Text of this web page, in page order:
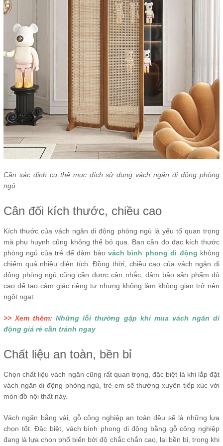
Cần xác định cụ thể mục đích sử dụng vách ngăn di động phòng
ngủ
Cân đối kích thước, chiều cao
Kích thước của vách ngăn di động phòng ngủ là yếu tố quan trọng
mà phụ huynh cũng không thể bỏ qua. Bạn cần đo đạc kích thước
phòng ngủ của trẻ để đảm bảo vách bình phong di động không
chiếm quá nhiều diện tích. Đồng thời, chiều cao của vách ngăn di
động phòng ngủ cũng cần được cân nhắc, đảm bảo sản phẩm đủ
cao để tạo cảm giác riêng tư nhưng không làm không gian trở nên
ngột ngạt.
>> Xem thêm: Những lỗi thường gặp khi mua vách ngăn di
động giá rẻ cần tránh ngay
Chất liệu an toàn, bền bỉ
Chọn chất liệu vách ngăn cũng rất quan trọng, đặc biệt là khi lắp đặt
vách ngăn di động phòng ngủ, trẻ em sẽ thường xuyên tiếp xúc với
món đồ nội thất này.
Vách ngăn bằng vải, gỗ công nghiệp an toàn đều sẽ là những lựa
chọn tốt. Đặc biệt, vách bình phong di động bằng gỗ công nghiệp
đang là lựa chọn phổ biến bởi độ chắc chắn cao, lại bền bỉ, trong khi